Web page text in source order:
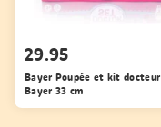
29.95
Bayer Poupée et kit docteur
Bayer 33 cm